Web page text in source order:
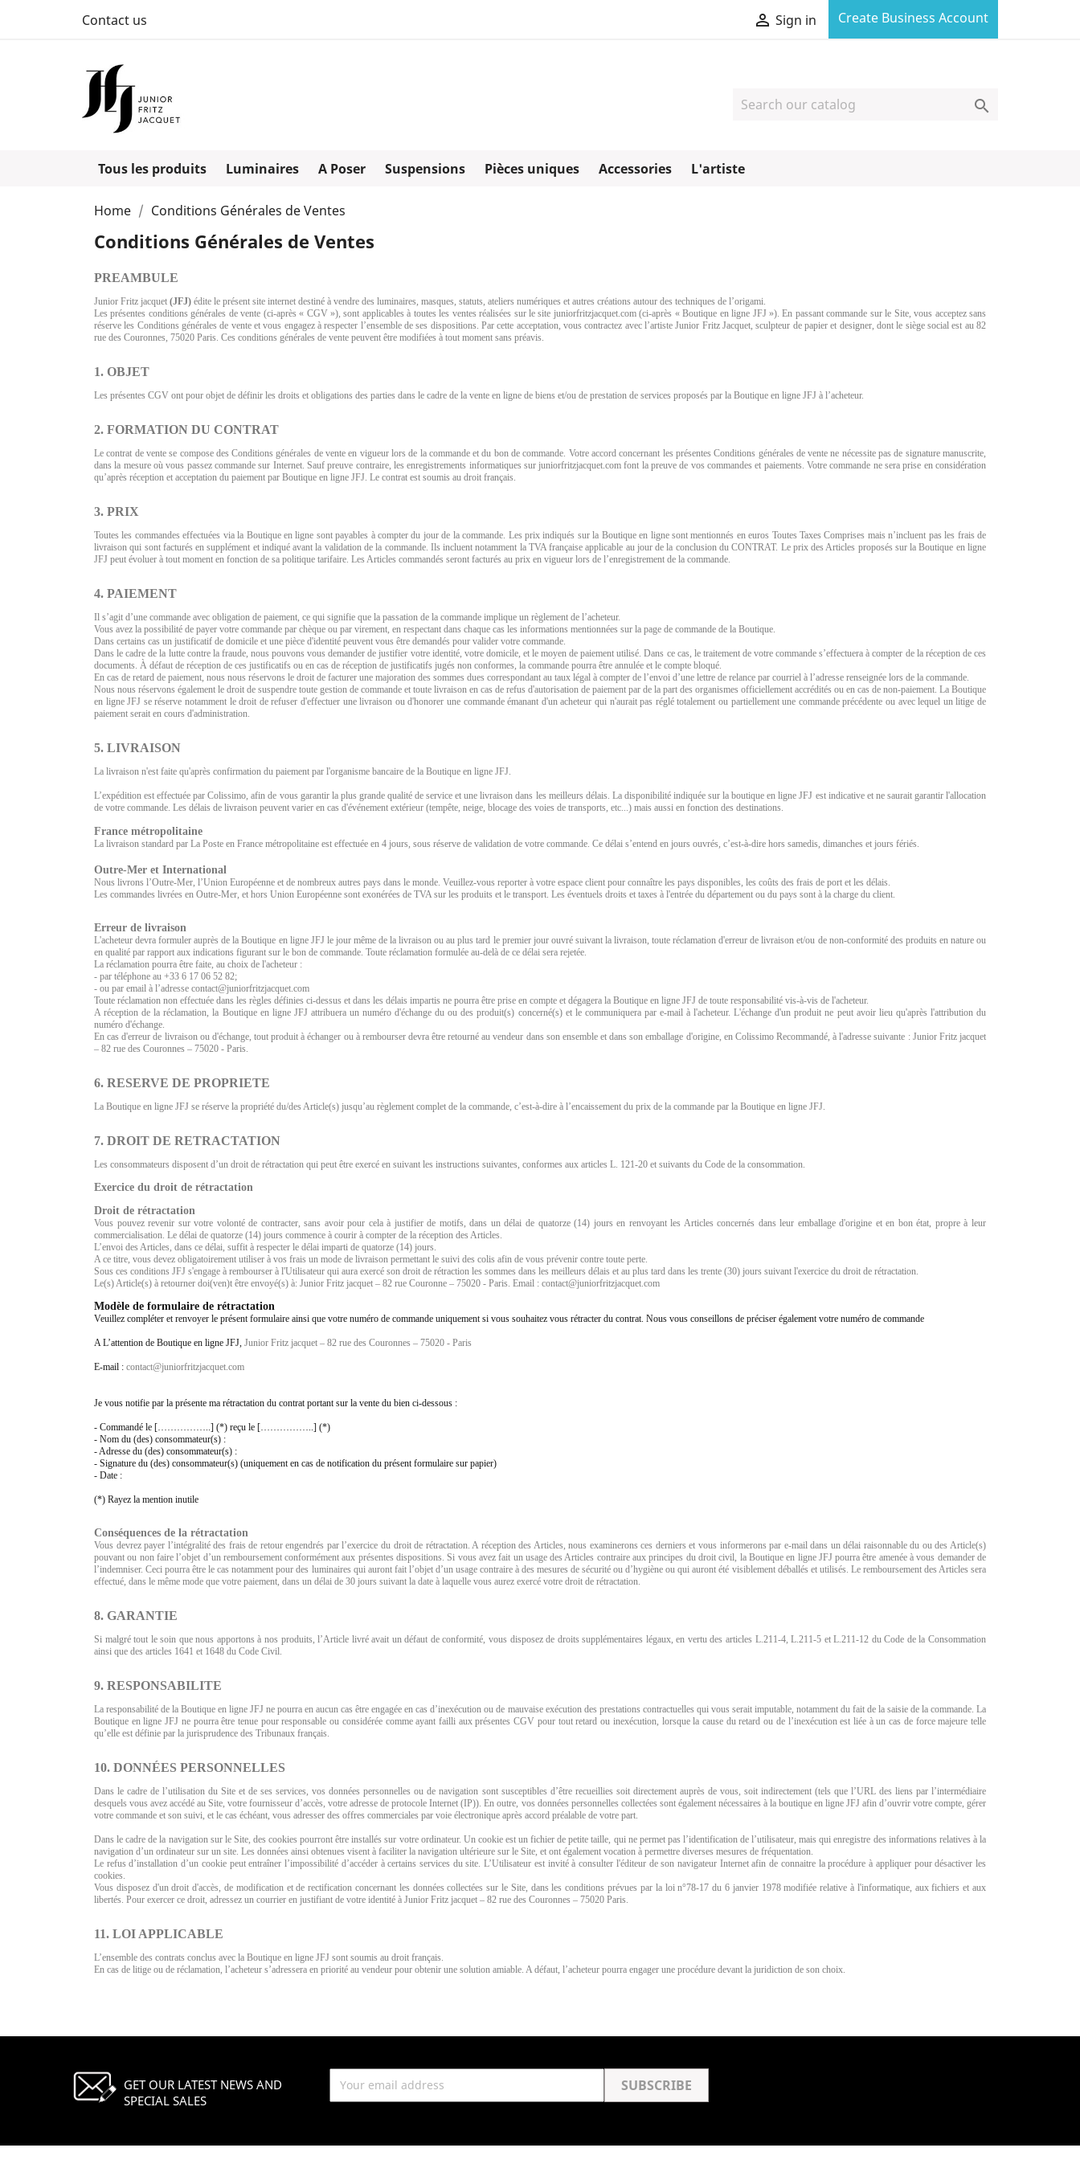
Contact us  Sign in Create Business Account

Tous les produits Luminaires A Poser Suspensions Pièces uniques Accessories L'artiste
Home Conditions Générales de Ventes
Conditions Générales de Ventes
PREAMBULE
Junior Fritz jacquet (JFJ) édite le présent site internet destiné à vendre des luminaires, masques, statuts, ateliers numériques et autres créations autour des techniques de l’origami.
Les présentes conditions générales de vente (ci-après « CGV »), sont applicables à toutes les ventes réalisées sur le site juniorfritzjacquet.com (ci-après « Boutique en ligne JFJ »). En passant commande sur le Site, vous acceptez sans
réserve les Conditions générales de vente et vous engagez à respecter l’ensemble de ses dispositions. Par cette acceptation, vous contractez avec l’artiste Junior Fritz Jacquet, sculpteur de papier et designer, dont le siège social est au 82
rue des Couronnes, 75020 Paris. Ces conditions générales de vente peuvent être modifiées à tout moment sans préavis.
1. OBJET
Les présentes CGV ont pour objet de définir les droits et obligations des parties dans le cadre de la vente en ligne de biens et/ou de prestation de services proposés par la Boutique en ligne JFJ à l’acheteur.
2. FORMATION DU CONTRAT
Le contrat de vente se compose des Conditions générales de vente en vigueur lors de la commande et du bon de commande. Votre accord concernant les présentes Conditions générales de vente ne nécessite pas de signature manuscrite,
dans la mesure où vous passez commande sur Internet. Sauf preuve contraire, les enregistrements informatiques sur juniorfritzjacquet.com font la preuve de vos commandes et paiements. Votre commande ne sera prise en considération
qu’après réception et acceptation du paiement par Boutique en ligne JFJ. Le contrat est soumis au droit français.
3. PRIX
Toutes les commandes effectuées via la Boutique en ligne sont payables à compter du jour de la commande. Les prix indiqués sur la Boutique en ligne sont mentionnés en euros Toutes Taxes Comprises mais n’incluent pas les frais de
livraison qui sont facturés en supplément et indiqué avant la validation de la commande. Ils incluent notamment la TVA française applicable au jour de la conclusion du CONTRAT. Le prix des Articles proposés sur la Boutique en ligne
JFJ peut évoluer à tout moment en fonction de sa politique tarifaire. Les Articles commandés seront facturés au prix en vigueur lors de l’enregistrement de la commande.
4. PAIEMENT
Il s’agit d’une commande avec obligation de paiement, ce qui signifie que la passation de la commande implique un règlement de l’acheteur.
Vous avez la possibilité de payer votre commande par chèque ou par virement, en respectant dans chaque cas les informations mentionnées sur la page de commande de la Boutique.
Dans certains cas un justificatif de domicile et une pièce d'identité peuvent vous être demandés pour valider votre commande.
Dans le cadre de la lutte contre la fraude, nous pouvons vous demander de justifier votre identité, votre domicile, et le moyen de paiement utilisé. Dans ce cas, le traitement de votre commande s’effectuera à compter de la réception de ces
documents. À défaut de réception de ces justificatifs ou en cas de réception de justificatifs jugés non conformes, la commande pourra être annulée et le compte bloqué.
En cas de retard de paiement, nous nous réservons le droit de facturer une majoration des sommes dues correspondant au taux légal à compter de l’envoi d’une lettre de relance par courriel à l’adresse renseignée lors de la commande.
Nous nous réservons également le droit de suspendre toute gestion de commande et toute livraison en cas de refus d'autorisation de paiement par de la part des organismes officiellement accrédités ou en cas de non-paiement. La Boutique
en ligne JFJ se réserve notamment le droit de refuser d'effectuer une livraison ou d'honorer une commande émanant d'un acheteur qui n'aurait pas réglé totalement ou partiellement une commande précédente ou avec lequel un litige de
paiement serait en cours d'administration.
5. LIVRAISON
La livraison n'est faite qu'après confirmation du paiement par l'organisme bancaire de la Boutique en ligne JFJ.
L’expédition est effectuée par Colissimo, afin de vous garantir la plus grande qualité de service et une livraison dans les meilleurs délais. La disponibilité indiquée sur la boutique en ligne JFJ est indicative et ne saurait garantir l'allocation
de votre commande. Les délais de livraison peuvent varier en cas d'événement extérieur (tempête, neige, blocage des voies de transports, etc...) mais aussi en fonction des destinations.
France métropolitaine
La livraison standard par La Poste en France métropolitaine est effectuée en 4 jours, sous réserve de validation de votre commande. Ce délai s’entend en jours ouvrés, c’est-à-dire hors samedis, dimanches et jours fériés.
Outre-Mer et International
Nous livrons l’Outre-Mer, l’Union Européenne et de nombreux autres pays dans le monde. Veuillez-vous reporter à votre espace client pour connaître les pays disponibles, les coûts des frais de port et les délais.
Les commandes livrées en Outre-Mer, et hors Union Européenne sont exonérées de TVA sur les produits et le transport. Les éventuels droits et taxes à l'entrée du département ou du pays sont à la charge du client.
Erreur de livraison
L'acheteur devra formuler auprès de la Boutique en ligne JFJ le jour même de la livraison ou au plus tard le premier jour ouvré suivant la livraison, toute réclamation d'erreur de livraison et/ou de non-conformité des produits en nature ou
en qualité par rapport aux indications figurant sur le bon de commande. Toute réclamation formulée au-delà de ce délai sera rejetée.
La réclamation pourra être faite, au choix de l'acheteur :
- par téléphone au +33 6 17 06 52 82;
- ou par email à l’adresse contact@juniorfritzjacquet.com
Toute réclamation non effectuée dans les règles définies ci-dessus et dans les délais impartis ne pourra être prise en compte et dégagera la Boutique en ligne JFJ de toute responsabilité vis-à-vis de l'acheteur.
A réception de la réclamation, la Boutique en ligne JFJ attribuera un numéro d'échange du ou des produit(s) concerné(s) et le communiquera par e-mail à l'acheteur. L'échange d'un produit ne peut avoir lieu qu'après l'attribution du
numéro d'échange.
En cas d'erreur de livraison ou d'échange, tout produit à échanger ou à rembourser devra être retourné au vendeur dans son ensemble et dans son emballage d'origine, en Colissimo Recommandé, à l'adresse suivante : Junior Fritz jacquet
– 82 rue des Couronnes – 75020 - Paris.
6. RESERVE DE PROPRIETE
La Boutique en ligne JFJ se réserve la propriété du/des Article(s) jusqu’au règlement complet de la commande, c’est-à-dire à l’encaissement du prix de la commande par la Boutique en ligne JFJ.
7. DROIT DE RETRACTATION
Les consommateurs disposent d’un droit de rétractation qui peut être exercé en suivant les instructions suivantes, conformes aux articles L. 121-20 et suivants du Code de la consommation.
Exercice du droit de rétractation
Droit de rétractation
Vous pouvez revenir sur votre volonté de contracter, sans avoir pour cela à justifier de motifs, dans un délai de quatorze (14) jours en renvoyant les Articles concernés dans leur emballage d'origine et en bon état, propre à leur
commercialisation. Le délai de quatorze (14) jours commence à courir à compter de la réception des Articles.
L’envoi des Articles, dans ce délai, suffit à respecter le délai imparti de quatorze (14) jours.
A ce titre, vous devez obligatoirement utiliser à vos frais un mode de livraison permettant le suivi des colis afin de vous prévenir contre toute perte.
Sous ces conditions JFJ s'engage à rembourser à l'Utilisateur qui aura exercé son droit de rétraction les sommes dans les meilleurs délais et au plus tard dans les trente (30) jours suivant l'exercice du droit de rétractation.
Le(s) Article(s) à retourner doi(ven)t être envoyé(s) à: Junior Fritz jacquet – 82 rue Couronne – 75020 - Paris. Email : contact@juniorfritzjacquet.com
Modèle de formulaire de rétractation
Veuillez compléter et renvoyer le présent formulaire ainsi que votre numéro de commande uniquement si vous souhaitez vous rétracter du contrat. Nous vous conseillons de préciser également votre numéro de commande
A L’attention de Boutique en ligne JFJ, Junior Fritz jacquet – 82 rue des Couronnes – 75020 - Paris
E-mail : contact@juniorfritzjacquet.com
Je vous notifie par la présente ma rétractation du contrat portant sur la vente du bien ci-dessous :
- Commandé le [……………..] (*) reçu le [……………..] (*)
- Nom du (des) consommateur(s) :
- Adresse du (des) consommateur(s) :
- Signature du (des) consommateur(s) (uniquement en cas de notification du présent formulaire sur papier)
- Date :
(*) Rayez la mention inutile
Conséquences de la rétractation
Vous devrez payer l’intégralité des frais de retour engendrés par l’exercice du droit de rétractation. A réception des Articles, nous examinerons ces derniers et vous informerons par e-mail dans un délai raisonnable du ou des Article(s)
pouvant ou non faire l’objet d’un remboursement conformément aux présentes dispositions. Si vous avez fait un usage des Articles contraire aux principes du droit civil, la Boutique en ligne JFJ pourra être amenée à vous demander de
l’indemniser. Ceci pourra être le cas notamment pour des luminaires qui auront fait l’objet d’un usage contraire à des mesures de sécurité ou d’hygiène ou qui auront été visiblement déballés et utilisés. Le remboursement des Articles sera
effectué, dans le même mode que votre paiement, dans un délai de 30 jours suivant la date à laquelle vous aurez exercé votre droit de rétractation.
8. GARANTIE
Si malgré tout le soin que nous apportons à nos produits, l’Article livré avait un défaut de conformité, vous disposez de droits supplémentaires légaux, en vertu des articles L.211-4, L.211-5 et L.211-12 du Code de la Consommation
ainsi que des articles 1641 et 1648 du Code Civil.
9. RESPONSABILITE
La responsabilité de la Boutique en ligne JFJ ne pourra en aucun cas être engagée en cas d’inexécution ou de mauvaise exécution des prestations contractuelles qui vous serait imputable, notamment du fait de la saisie de la commande. La
Boutique en ligne JFJ ne pourra être tenue pour responsable ou considérée comme ayant failli aux présentes CGV pour tout retard ou inexécution, lorsque la cause du retard ou de l’inexécution est liée à un cas de force majeure telle
qu’elle est définie par la jurisprudence des Tribunaux français.
10. DONNÉES PERSONNELLES
Dans le cadre de l’utilisation du Site et de ses services, vos données personnelles ou de navigation sont susceptibles d’être recueillies soit directement auprès de vous, soit indirectement (tels que l’URL des liens par l’intermédiaire
desquels vous avez accédé au Site, votre fournisseur d’accès, votre adresse de protocole Internet (IP)). En outre, vos données personnelles collectées sont également nécessaires à la boutique en ligne JFJ afin d’ouvrir votre compte, gérer
votre commande et son suivi, et le cas échéant, vous adresser des offres commerciales par voie électronique après accord préalable de votre part.
Dans le cadre de la navigation sur le Site, des cookies pourront être installés sur votre ordinateur. Un cookie est un fichier de petite taille, qui ne permet pas l’identification de l’utilisateur, mais qui enregistre des informations relatives à la
navigation d’un ordinateur sur un site. Les données ainsi obtenues visent à faciliter la navigation ultérieure sur le Site, et ont également vocation à permettre diverses mesures de fréquentation.
Le refus d’installation d’un cookie peut entraîner l’impossibilité d’accéder à certains services du site. L’Utilisateur est invité à consulter l'éditeur de son navigateur Internet afin de connaitre la procédure à appliquer pour désactiver les
cookies.
Vous disposez d'un droit d'accès, de modification et de rectification concernant les données collectées sur le Site, dans les conditions prévues par la loi n°78-17 du 6 janvier 1978 modifiée relative à l'informatique, aux fichiers et aux
libertés. Pour exercer ce droit, adressez un courrier en justifiant de votre identité à Junior Fritz jacquet – 82 rue des Couronnes – 75020 Paris.
11. LOI APPLICABLE
L’ensemble des contrats conclus avec la Boutique en ligne JFJ sont soumis au droit français.
En cas de litige ou de réclamation, l’acheteur s’adressera en priorité au vendeur pour obtenir une solution amiable. A défaut, l’acheteur pourra engager une procédure devant la juridiction de son choix.
GET OUR LATEST NEWS AND
SPECIAL SALES